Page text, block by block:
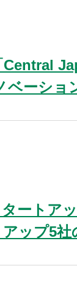
ーショ
ートア
ップ5社